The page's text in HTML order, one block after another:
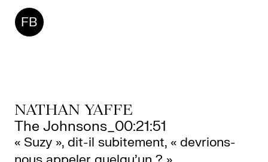
Contactez-
nous
FB
NATHAN YAFFE
The Johnsons_00:21:51
« Suzy », dit-il subitement, « devrions-